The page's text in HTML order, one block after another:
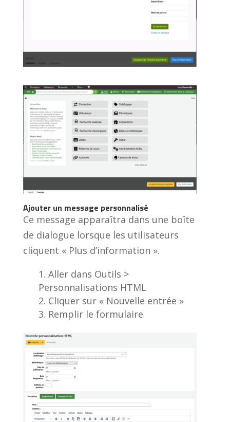
Ajouter un message personnalisé
Ce message apparaîtra dans une boîte
de dialogue lorsque les utilisateurs
cliquent « Plus d’information ».
Aller dans Outils >
Personnalisations HTML
Cliquer sur « Nouvelle entrée »
Remplir le formulaire